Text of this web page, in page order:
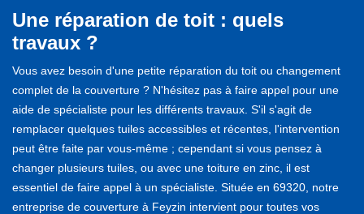
Une réparation de toit : quels
travaux ?
Vous avez besoin d'une petite réparation du toit ou changement
complet de la couverture ? N'hésitez pas à faire appel pour une
aide de spécialiste pour les différents travaux. S'il s'agit de
remplacer quelques tuiles accessibles et récentes, l'intervention
peut être faite par vous-même ; cependant si vous pensez à
changer plusieurs tuiles, ou avec une toiture en zinc, il est
essentiel de faire appel à un spécialiste. Située en 69320, notre
entreprise de couverture à Feyzin intervient pour toutes vos